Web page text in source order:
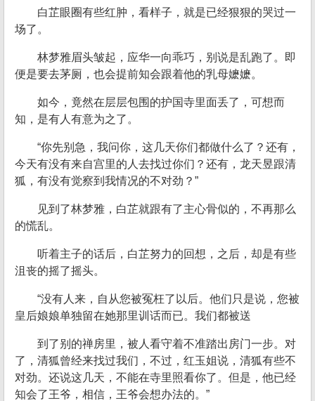
白芷眼圈有些红肿，看样子，就是已经狠狠的哭过一
场了。
林梦雅眉头皱起，应华一向乖巧，别说是乱跑了。即
便是要去茅厕，也会提前知会跟着他的乳母嬷嬷。
如今，竟然在层层包围的护国寺里面丢了，可想而
知，是有人有意为之了。
“你先别急，我问你，这几天你们都做什么了？还有，
今天有没有来自宫里的人去找过你们？还有，龙天昱跟清
狐，有没有觉察到我情况的不对劲？”
见到了林梦雅，白芷就跟有了主心骨似的，不再那么
的慌乱。
听着主子的话后，白芷努力的回想，之后，却是有些
沮丧的摇了摇头。
“没有人来，自从您被冤枉了以后。他们只是说，您被
皇后娘娘单独留在她那里训话而已。我们都被送
到了别的禅房里，被人看守着不准踏出房门一步。对
了，清狐曾经来找过我们，不过，红玉姐说，清狐有些不
对劲。还说这几天，不能在寺里照看你了。但是，他已经
知会了王爷，相信，王爷会想办法的。”